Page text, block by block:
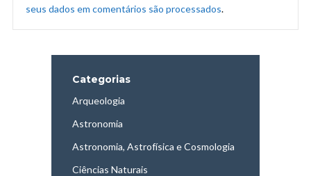
seus dados em comentários são processados.
Categorias
Arqueologia
Astronomia
Astronomia, Astrofísica e Cosmologia
Ciências Naturais